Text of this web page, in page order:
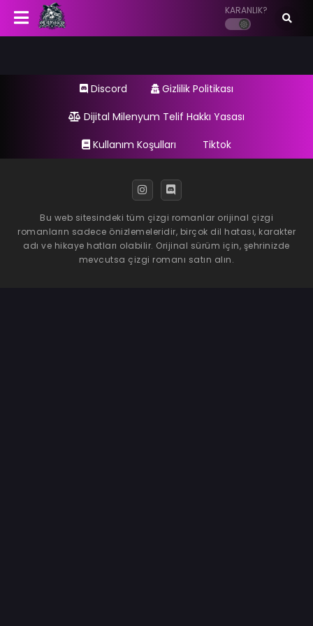
KARANLIK?
Discord
Gizlilik Politikası
Dijital Milenyum Telif Hakkı Yasası
Kullanım Koşulları
Tiktok
Bu web sitesindeki tüm çizgi romanlar orijinal çizgi
romanların sadece önizlemeleridir, birçok dil hatası, karakter
adı ve hikaye hatları olabilir. Orijinal sürüm için, şehrinizde
mevcutsa çizgi romanı satın alın.